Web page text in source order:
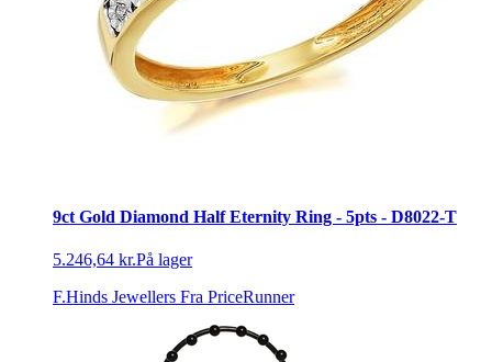
9ct Gold Diamond Half Eternity Ring - 5pts - D8022-T
5.246,64 kr.På lager
F.Hinds Jewellers Fra PriceRunner